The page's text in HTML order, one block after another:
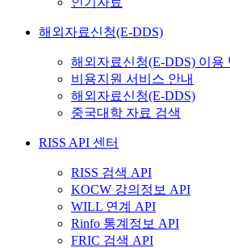
해외자료신청(E-DDS)
해외자료신청(E-DDS) 이용
비용지원 서비스 안내
해외자료신청(E-DDS)
중국대학 자료 검색
RISS API 센터
RISS 검색 API
KOCW 강의정보 API
WILL 연계 API
Rinfo 통계정보 API
FRIC 검색 API